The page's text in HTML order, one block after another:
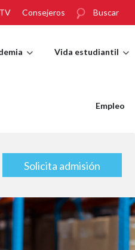
Consejeros Buscar
Vida estudiantil
Empleo
Solicita admisión